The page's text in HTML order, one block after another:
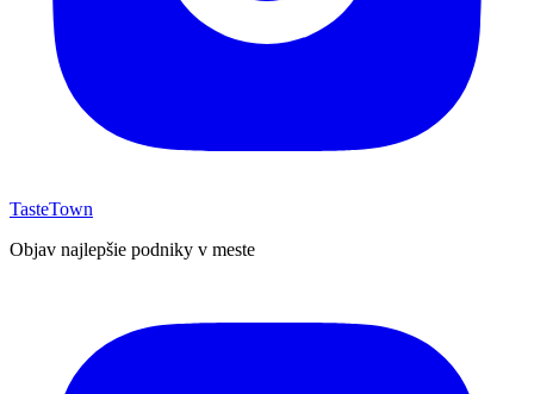
TasteTown
Objav najlepšie podniky v meste